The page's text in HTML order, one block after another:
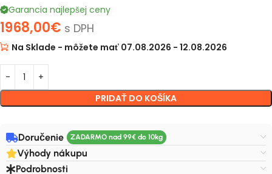
Garancia najlepšej ceny
1968,00€ s DPH
Na Sklade - môžete mať 07.08.2026 - 12.08.2026
PRIDAŤ DO KOŠÍKA
Doručenie
Výhody nákupu
Podrobnosti